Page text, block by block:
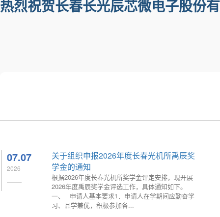
07.07
2026
关于组织申报2026年度长春光机所禹辰奖
学金的通知
根据2026年度长春光机所奖学金评定安排，现开展
2026年度禹辰奖学金评选工作，具体通知如下。
一、 申请人基本要求1．申请人在学期间应勤奋学
习、品学兼优，积极参加各...